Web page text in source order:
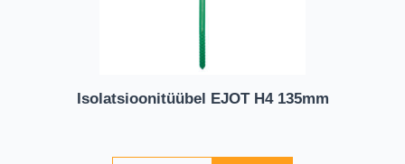
Isolatsioonitüübel EJOT H4 135mm